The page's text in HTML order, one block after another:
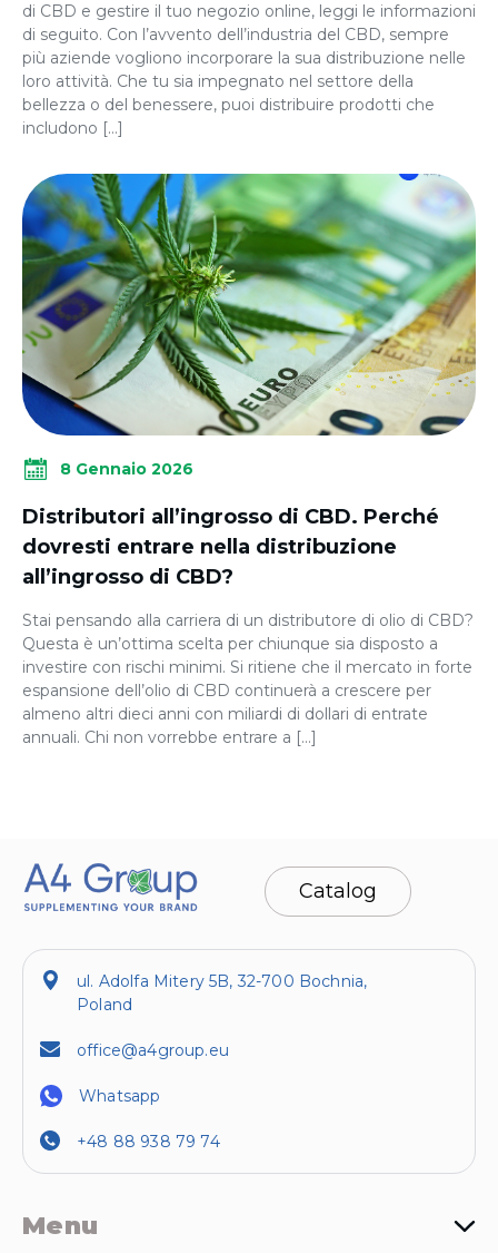
di CBD e gestire il tuo negozio online, leggi le informazioni
di seguito. Con l’avvento dell’industria del CBD, sempre
più aziende vogliono incorporare la sua distribuzione nelle
loro attività. Che tu sia impegnato nel settore della
bellezza o del benessere, puoi distribuire prodotti che
includono […]
8 Gennaio 2026
Distributori all’ingrosso di CBD. Perché
dovresti entrare nella distribuzione
all’ingrosso di CBD?
Stai pensando alla carriera di un distributore di olio di CBD?
Questa è un’ottima scelta per chiunque sia disposto a
investire con rischi minimi. Si ritiene che il mercato in forte
espansione dell’olio di CBD continuerà a crescere per
almeno altri dieci anni con miliardi di dollari di entrate
annuali. Chi non vorrebbe entrare a […]
Catalog
ul. Adolfa Mitery 5B, 32-700 Bochnia,
Poland
office@a4group.eu
Whatsapp
+48 88 938 79 74
Menu